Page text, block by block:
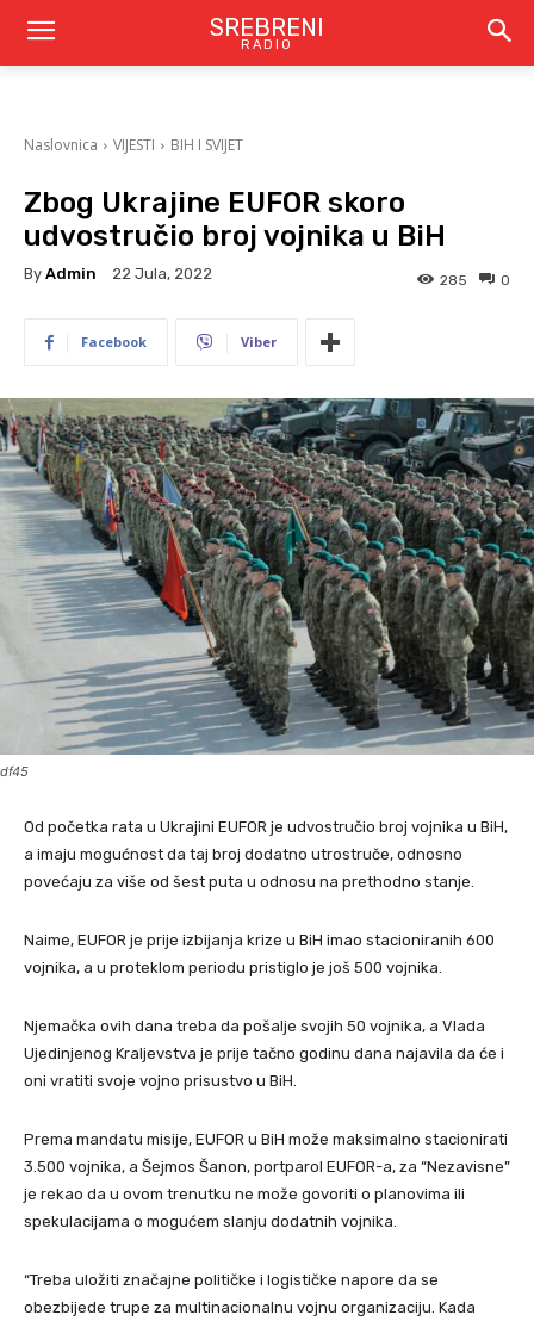
SREBRENI
RADIO
Naslovnica VIJESTI BIH I SVIJET
Zbog Ukrajine EUFOR skoro
udvostručio broj vojnika u BiH
By Admin 22 Jula, 2022 0
285
Facebook Viber
df45
Od početka rata u Ukrajini EUFOR je udvostručio broj vojnika u BiH,
a imaju mogućnost da taj broj dodatno utrostruče, odnosno
povećaju za više od šest puta u odnosu na prethodno stanje.
Naime, EUFOR je prije izbijanja krize u BiH imao stacioniranih 600
vojnika, a u proteklom periodu pristiglo je još 500 vojnika.
Njemačka ovih dana treba da pošalje svojih 50 vojnika, a Vlada
Ujedinjenog Kraljevstva je prije tačno godinu dana najavila da će i
oni vratiti svoje vojno prisustvo u BiH.
Prema mandatu misije, EUFOR u BiH može maksimalno stacionirati
3.500 vojnika, a Šejmos Šanon, portparol EUFOR-a, za “Nezavisne”
je rekao da u ovom trenutku ne može govoriti o planovima ili
spekulacijama o mogućem slanju dodatnih vojnika.
“Treba uložiti značajne političke i logističke napore da se
obezbijede trupe za multinacionalnu vojnu organizaciju. Kada